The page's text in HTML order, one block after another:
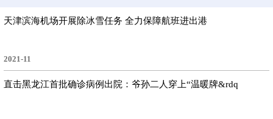
天津滨海机场开展除冰雪任务 全力保障航班进出港
2021-11
直击黑龙江首批确诊病例出院：爷孙二人穿上“温暖牌&rdq